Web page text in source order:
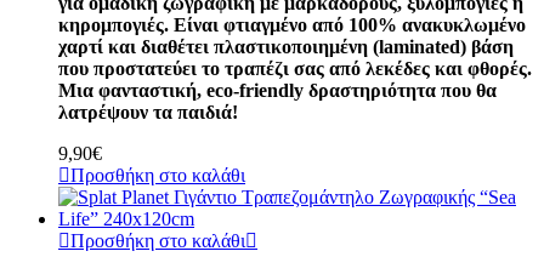
κηρομπογιές. Είναι φτιαγμένο από 100% ανακυκλωμένο
χαρτί και διαθέτει πλαστικοποιημένη (laminated) βάση
που προστατεύει το τραπέζι σας από λεκέδες και φθορές.
Μια φανταστική, eco-friendly δραστηριότητα που θα
λατρέψουν τα παιδιά!
9,90€
Προσθήκη στο καλάθι
Προσθήκη στο καλάθι